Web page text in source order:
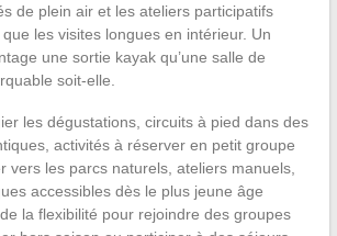
de plein air et les ateliers participatifs
les visites longues en intérieur. Un
une sortie kayak qu’une salle de
soit-elle.
les dégustations, circuits à pied dans des
activités à réserver en petit groupe
vers les parcs naturels, ateliers manuels,
accessibles dès le plus jeune âge
la flexibilité pour rejoindre des groupes